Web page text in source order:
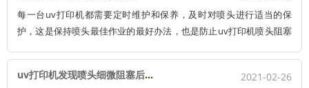
每一台uv打印机都需要定时维护和保养，及时对喷头进行适当的保
护，这是保持喷头最佳作业的最好办法，也是防止uv打印机喷头阻塞
一个喷头动辄几万。 有时喷头阻塞无法出墨，只需要我们简单清洗，
就可以使其正常运行。
uv打印机发现喷头细微阻塞后的处理办法 2021-02-26